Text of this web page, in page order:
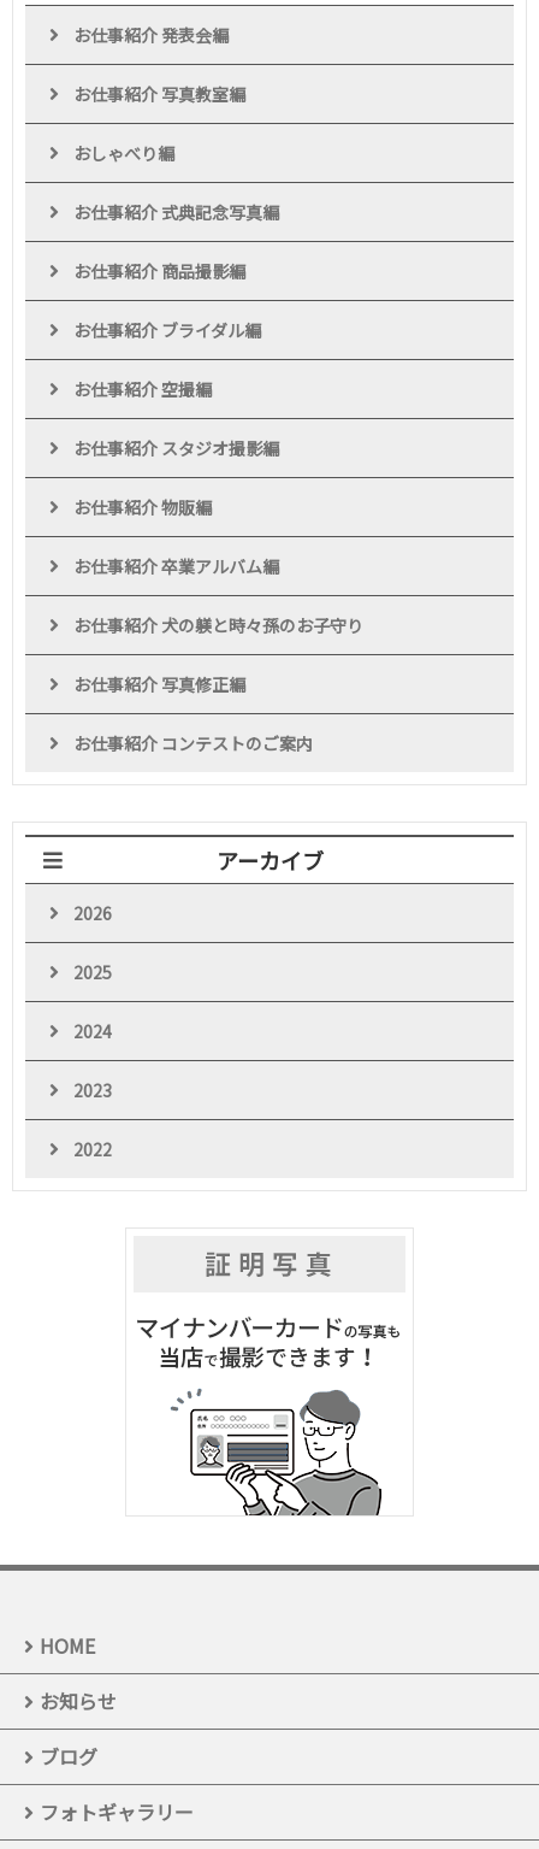
お仕事紹介 発表会編
お仕事紹介 写真教室編
おしゃべり編
お仕事紹介 式典記念写真編
お仕事紹介 商品撮影編
お仕事紹介 ブライダル編
お仕事紹介 空撮編
お仕事紹介 スタジオ撮影編
お仕事紹介 物販編
お仕事紹介 卒業アルバム編
お仕事紹介 犬の躾と時々孫のお子守り
お仕事紹介 写真修正編
お仕事紹介 コンテストのご案内
アーカイブ
2026
2025
2024
2023
2022
HOME
お知らせ
ブログ
フォトギャラリー